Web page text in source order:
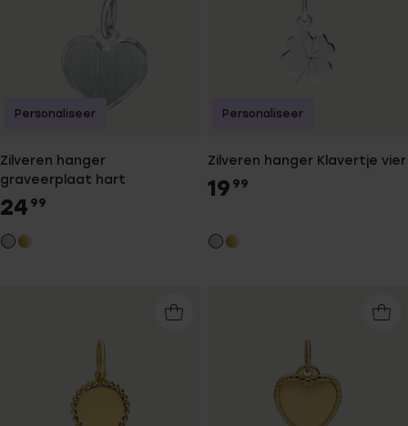
Zilveren hanger
graveerplaat hart
24 99
Personaliseer
Zilveren hanger Klavertje vier
19 99
Personaliseer